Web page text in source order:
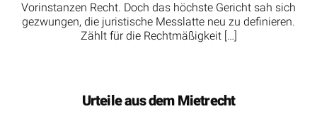
Vorinstanzen Recht. Doch das höchste Gericht sah sich
gezwungen, die juristische Messlatte neu zu definieren.
Zählt für die Rechtmäßigkeit […]
Urteile aus dem Mietrecht